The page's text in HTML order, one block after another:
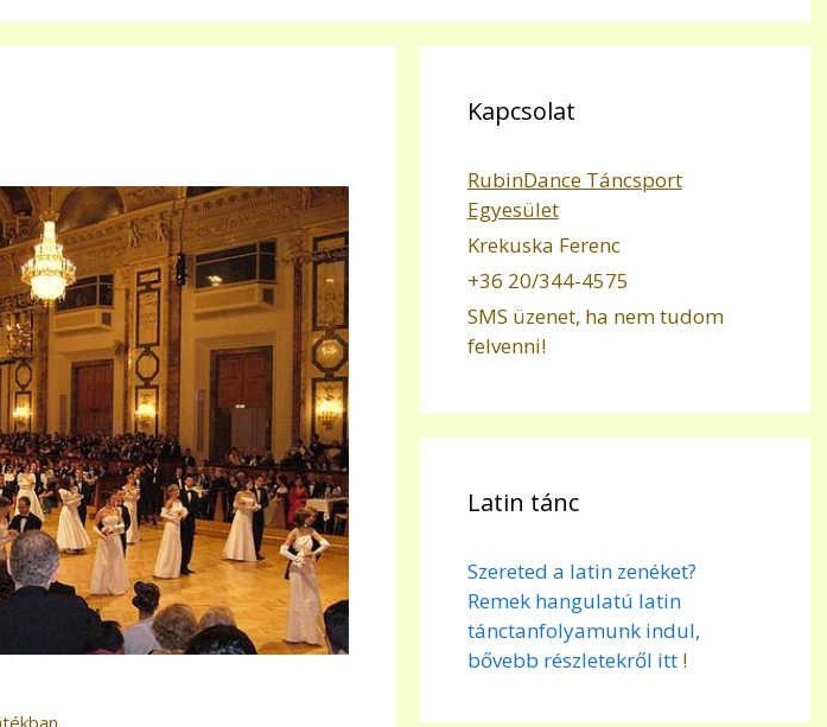
Kapcsolat
RubinDance Táncsport
Egyesület
Krekuska Ferenc
+36 20/344-4575
SMS üzenet, ha nem tudom
felvenni!
Latin tánc
Szereted a latin zenéket?
Remek hangulatú latin
tánctanfolyamunk indul,
bővebb részletekről itt!